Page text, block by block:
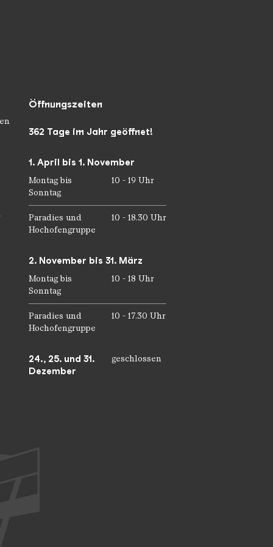
Öffnungszeiten
362 Tage im Jahr geöffnet!
1. April bis 1. November
Montag bis
Sonntag
10 - 19 Uhr
Paradies und
Hochofengruppe
10 - 18.30 Uhr
2. November bis 31. März
Montag bis
Sonntag
10 - 18 Uhr
Paradies und
Hochofengruppe
10 - 17.30 Uhr
24., 25. und 31.
Dezember
geschlossen